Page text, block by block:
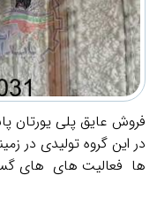
فروش عایق پلی یورتان
در این گروه تولیدی در
ها فعالیت های های